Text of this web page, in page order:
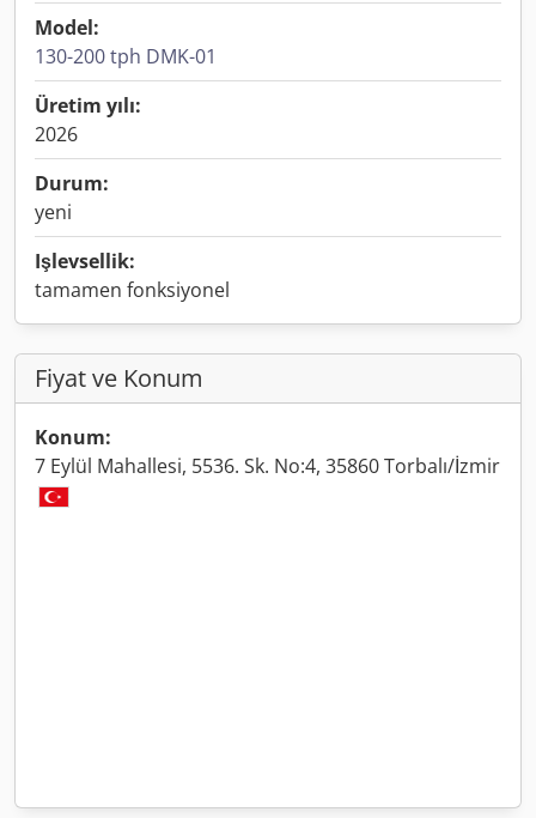
Model:
130-200 tph DMK-01
Üretim yılı:
2026
Durum:
yeni
Işlevsellik:
tamamen fonksiyonel
Fiyat ve Konum
Konum:
7 Eylül Mahallesi, 5536. Sk. No:4, 35860 Torbalı/İzmir